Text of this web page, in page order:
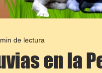
en la
de lectura